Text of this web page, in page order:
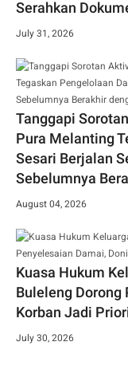
Serahkan
July 31, 2026
Tanggapi
Pura Melanting
Sesari Berjalan
Sebelumnya
August 04, 2026
Kuasa Hukum
Buleleng Dorong
Korban Jadi
July 30, 2026